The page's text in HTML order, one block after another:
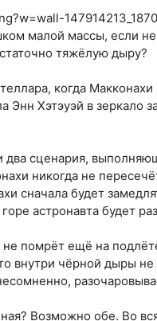
малой массы, если
тяжёлую дыру?
когда
Хэтэуэй в зеркало
два сценария,
никогда не
сначала будет
астронавта будет
помрёт ещё на
внутри чёрной дыры
Возможно обе. Во